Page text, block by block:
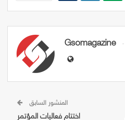
Gsomagazine
المنشور السابق
اختتام فعاليات المؤتمر